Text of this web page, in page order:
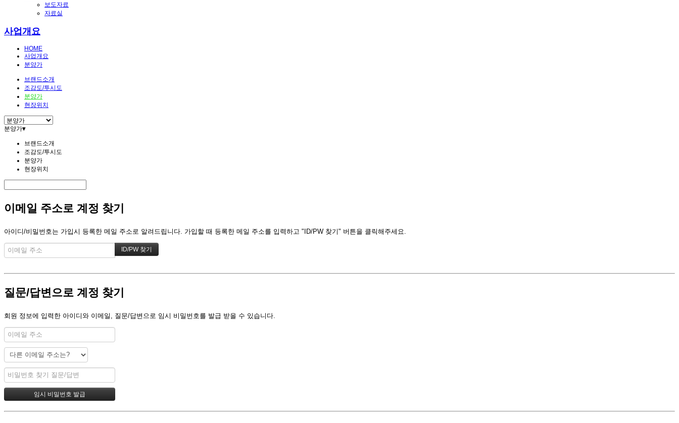
보도자료
자료실
사업개요
HOME
사업개요
분양가
브랜드소개
조감도/투시도
분양가
현장위치
분양가▾
브랜드소개
조감도/투시도
분양가
현장위치
이메일 주소로 계정 찾기
아이디/비밀번호는 가입시 등록한 메일 주소로 알려드립니다. 가입할 때 등록한 메일 주소를 입력하고 "ID/PW 찾기" 버튼을 클릭해주세요.
질문/답변으로 계정 찾기
회원 정보에 입력한 아이디와 이메일, 질문/답변으로 임시 비밀번호를 발급 받을 수 있습니다.